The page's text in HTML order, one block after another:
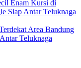
Enam Kursi di
Siap Antar Teluknaga
Area Bandung
Teluknaga